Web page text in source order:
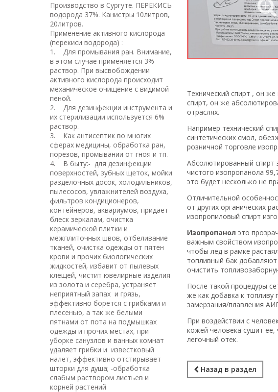
Технический спирт , он
спирт, он же
отраслях.
Например технический
синтетических смол,
розничной торговле
Абсолютированный спирт
чистого изопропанола
это будет несколько не
Отличительной
от других органических
изопропиловый спирт
Изопропанол это
важным свойством
чтобы лед в рамке
топливный бак добавляют
очистить
После такой процедуры
же как добавка к топливу
замерзания/плавления
При воздействии с
кожей человека сушит
легочный отек.
Назад в раздел
Производство в Сургуте. ПЕРЕКИСЬ
водорода 37%. Канистры 10литров,
20литров.
Применение активного кислорода
(перекиси водорода) :
1. Для промывания ран. Внимание,
в этом случае применяется 3%
раствор. При высвобождении
активного кислорода происходит
механическое очищение с видимой
пеной.
2. Для дезинфекции инструмента и
их стерилизации используется 6%
раствор.
3. Как антисептик во многих
сферах медицины, обработка ран,
порезов, промывании от гноя и тп.
4. В быту:- для дезинфекции
поверхностей, зубных щеток, мойки
разделочных досок, холодильников,
пылесосов, увлажнителей воздуха,
фильтров кондиционеров,
контейнеров, аквариумов, придает
блеск зеркалам, очистка
керамической плитки и
межплиточных швов, отбеливание
тканей, очистка одежды от пятен
крови и прочих биологических
жидкостей, избавит от пылевых
клещей, чистит ювелирные изделия
из золота и серебра, устраняет
неприятный запах и грязь,
эффективно борется с грибками и
плесенью, а так же белыми
пятнами от пота на подмышках
одежды и прочих местах, при
уборке санузлов и ванных комнат
удаляет грибки и известковый
налет, эффективно отстирывает
шторки для душа; -обработка
слабым раствором листьев и
корней растений